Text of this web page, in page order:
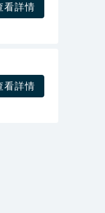
看詳情
看詳情